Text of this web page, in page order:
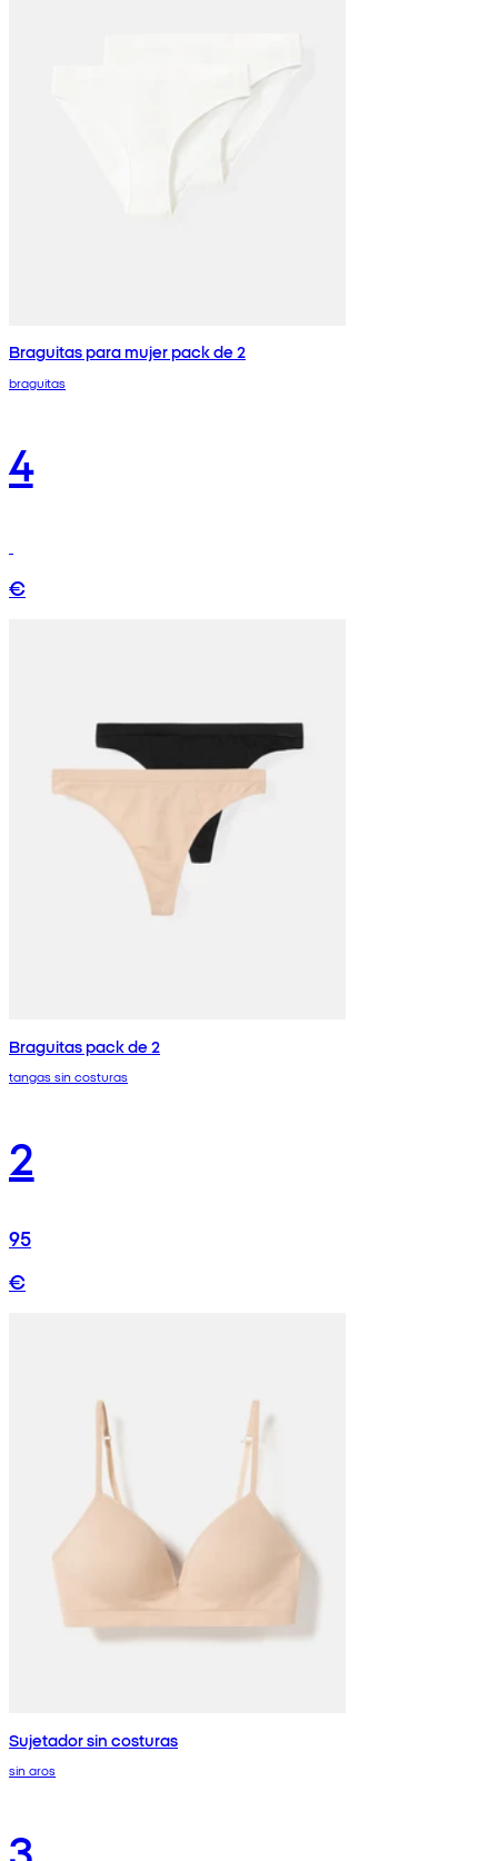
Braguitas para mujer pack de 2
braguitas
4
€
Braguitas pack de 2
tangas sin costuras
2
95
€
Sujetador sin costuras
sin aros